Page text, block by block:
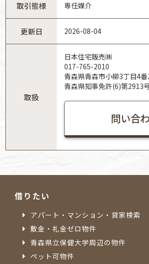
取引態様 専任媒介
更新日 2026-08-04
取扱
日本住宅販売㈱
017-765-2010
青森県青森市小柳3丁目4
青森県知事免許(6)第2913
問い合
借りたい
アパート・マンション・貸家検索
敷金・礼金ゼロ物件
青森県立保健大学周辺の物件
ペット可物件